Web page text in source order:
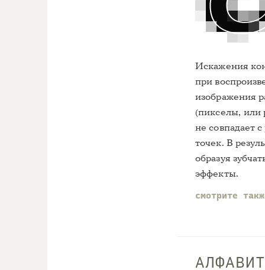
Искажения
при
изображения
(пикселы, или
не совпадает
точек. В
образуя
эффекты.
смотрите
АЛФАВИТ